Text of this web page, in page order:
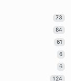
73
84
61
6
6
124